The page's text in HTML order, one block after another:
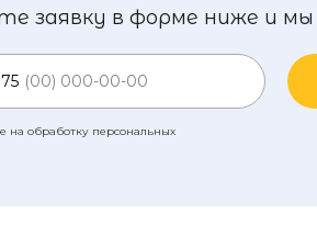
заявку в форме ниже и мы
на обработку персональных